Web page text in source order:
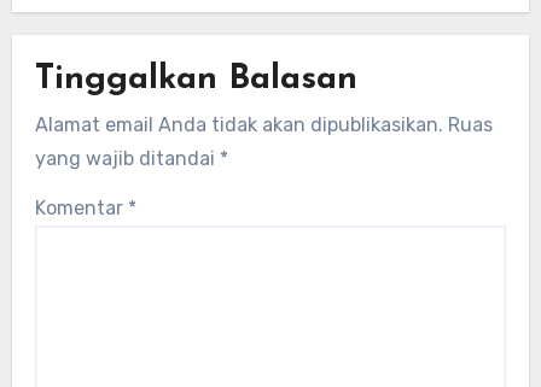
Tinggalkan Balasan
Alamat email Anda tidak akan dipublikasikan. Ruas
yang wajib ditandai *
Komentar *